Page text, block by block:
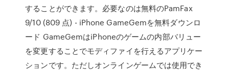
することができます。必要なのは無料のPamFax
9/10 (809 点) - iPhone GameGemを無料ダウンロ
ード GameGemはiPhoneのゲームの内部バリュー
を変更することでモディファイを行えるアプリケー
ションです。ただしオンラインゲームでは使用でき